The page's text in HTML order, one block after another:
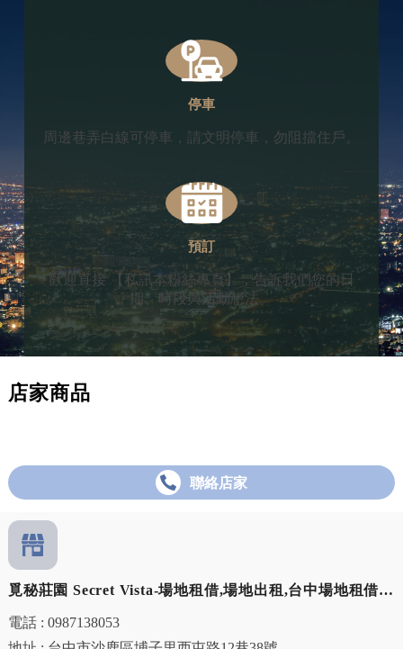
停車
周邊巷弄白線可停車，請文明停車，勿阻擋住戶。
預訂
歡迎直接 【私訊本粉絲專頁】，告訴我們您的日
期、時段與活動想法。
店家商品
聯絡店家
覓秘莊園 Secret Vista-場地租借,場地出租,台中場地租借,
沙鹿場地出租
電話 : 0987138053